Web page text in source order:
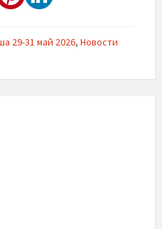
29-31 май 2026, Новости